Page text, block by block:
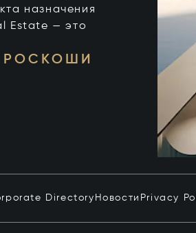
назначения
Estate — это
РОСКОШИ
Directory Новости Privacy